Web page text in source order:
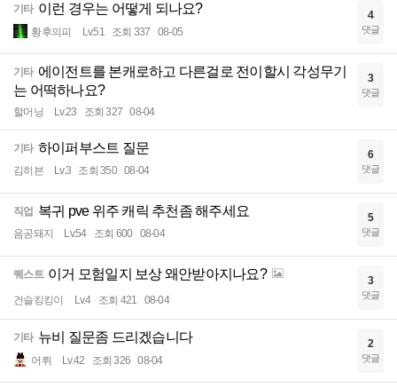
기타 이런 경우는 어떻게 되나요?
황후의피 Lv.51 조회 337 08-05
4
댓글
기타 에이전트를 본캐로하고 다른걸로 전이할시 각성무기
는 어떡하나요?
할머닝 Lv.23 조회 327 08-04
3
댓글
기타 하이퍼부스트 질문
김히븐 Lv.3 조회 350 08-04
6
댓글
직업 복귀 pve 위주 캐릭 추천좀 해주세요
음공돼지 Lv.54 조회 600 08-04
5
댓글
퀘스트 이거 모험일지 보상 왜안받아지나요?
건슬킹킹이 Lv.4 조회 421 08-04
3
댓글
기타 뉴비 질문좀 드리겠습니다
어뤼 Lv.42 조회 326 08-04
2
댓글